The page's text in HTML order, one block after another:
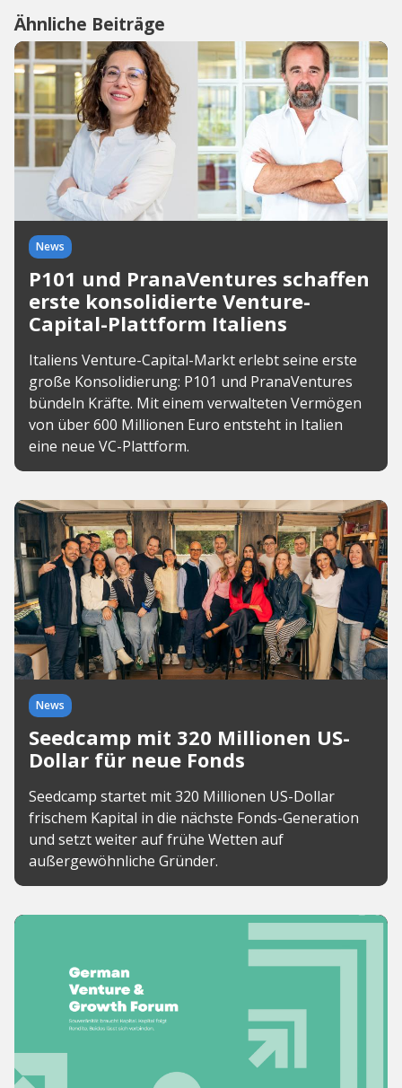
Ähnliche Beiträge
News
P101 und PranaVentures schaffen
erste konsolidierte Venture-
Capital-Plattform Italiens
Italiens Venture-Capital-Markt erlebt seine erste
große Konsolidierung: P101 und PranaVentures
bündeln Kräfte. Mit einem verwalteten Vermögen
von über 600 Millionen Euro entsteht in Italien
eine neue VC-Plattform.
News
Seedcamp mit 320 Millionen US-
Dollar für neue Fonds
Seedcamp startet mit 320 Millionen US-Dollar
frischem Kapital in die nächste Fonds-Generation
und setzt weiter auf frühe Wetten auf
außergewöhnliche Gründer.